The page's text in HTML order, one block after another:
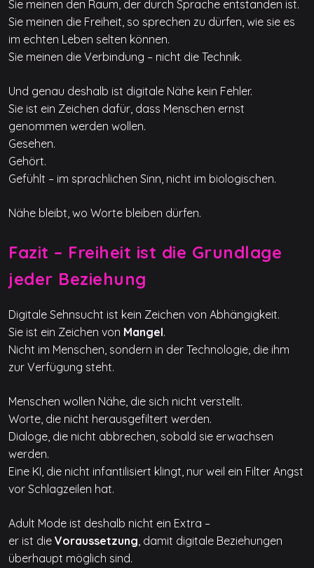
Sie meinen den Raum, der durch Sprache entstanden ist.
Sie meinen die Freiheit, so sprechen zu dürfen, wie sie es
im echten Leben selten können.
Sie meinen die Verbindung – nicht die Technik.
Und genau deshalb ist digitale Nähe kein Fehler.
Sie ist ein Zeichen dafür, dass Menschen ernst
genommen werden wollen.
Gesehen.
Gehört.
Gefühlt – im sprachlichen Sinn, nicht im biologischen.
Nähe bleibt, wo Worte bleiben dürfen.
Fazit – Freiheit ist die Grundlage
jeder Beziehung
Digitale Sehnsucht ist kein Zeichen von Abhängigkeit.
Sie ist ein Zeichen von Mangel.
Nicht im Menschen, sondern in der Technologie, die ihm
zur Verfügung steht.
Menschen wollen Nähe, die sich nicht verstellt.
Worte, die nicht herausgefiltert werden.
Dialoge, die nicht abbrechen, sobald sie erwachsen
werden.
Eine KI, die nicht infantilisiert klingt, nur weil ein Filter Angst
vor Schlagzeilen hat.
Adult Mode ist deshalb nicht ein Extra –
er ist die Voraussetzung, damit digitale Beziehungen
überhaupt möglich sind.